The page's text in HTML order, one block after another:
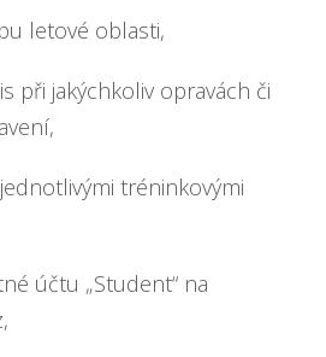
letové oblasti,
při jakýchkoliv opravách či
tréninkovými
účtu „Student“ na
,